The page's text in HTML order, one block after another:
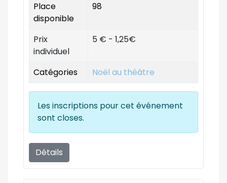
Place
disponible
98
Prix
individuel
5 € - 1,25€
Catégories Noël au théâtre
Les inscriptions pour cet événement
sont closes.
Détails